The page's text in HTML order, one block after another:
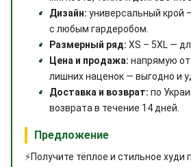
Дизайн: универсальный крой
с любым гардеробом.
Размерный ряд: XS – 5XL —
Цена и продажа: напрямую от
лишних наценок — выгодно и
Доставка и возврат: по
возврата в течение 14 дней.
Предложение
⚡Получите тёплое и стильное худи